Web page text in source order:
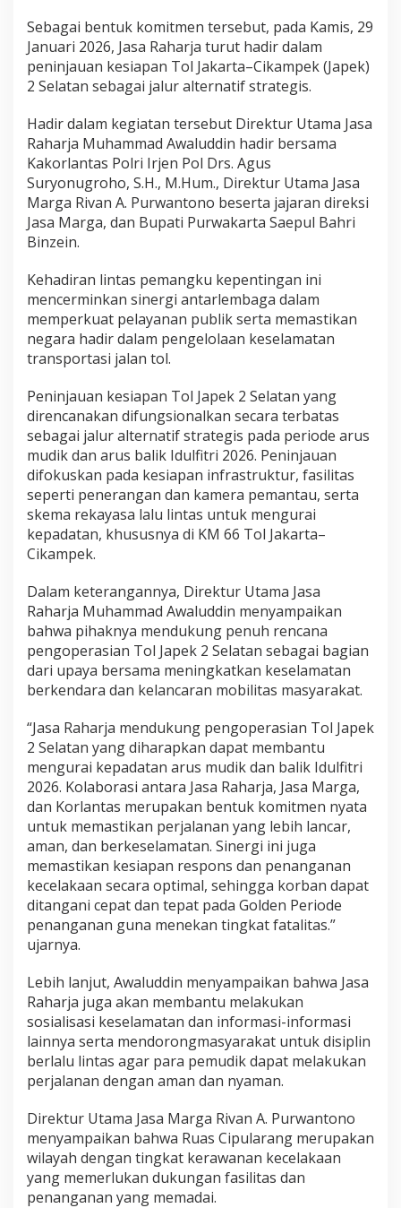
g
u
a
t
a
P
e
n
a
n
g
a
K
e
c
l
a
a
a
L
a
u
L
i
n
s
d
a
n
K
e
s
p
a
n
l
a
n
y
a
n
g
B
k
e
s
e
l
a
a
a
n
Sebagai bentuk komitmen tersebut, pada Kamis, 29
Januari 2026, Jasa Raharja turut hadir dalam
peninjauan kesiapan Tol Jakarta–Cikampek (Japek)
2 Selatan sebagai jalur alternatif strategis.
Hadir dalam kegiatan tersebut Direktur Utama Jasa
Raharja Muhammad Awaluddin hadir bersama
Kakorlantas Polri Irjen Pol Drs. Agus
Suryonugroho, S.H., M.Hum., Direktur Utama Jasa
Marga Rivan A. Purwantono beserta jajaran direksi
Jasa Marga, dan Bupati Purwakarta Saepul Bahri
Binzein.
Kehadiran lintas pemangku kepentingan ini
mencerminkan sinergi antarlembaga dalam
memperkuat pelayanan publik serta memastikan
negara hadir dalam pengelolaan keselamatan
transportasi jalan tol.
Peninjauan kesiapan Tol Japek 2 Selatan yang
direncanakan difungsionalkan secara terbatas
sebagai jalur alternatif strategis pada periode arus
mudik dan arus balik Idulfitri 2026. Peninjauan
difokuskan pada kesiapan infrastruktur, fasilitas
seperti penerangan dan kamera pemantau, serta
skema rekayasa lalu lintas untuk mengurai
kepadatan, khususnya di KM 66 Tol Jakarta–
Cikampek.
Dalam keterangannya, Direktur Utama Jasa
Raharja Muhammad Awaluddin menyampaikan
bahwa pihaknya mendukung penuh rencana
pengoperasian Tol Japek 2 Selatan sebagai bagian
dari upaya bersama meningkatkan keselamatan
berkendara dan kelancaran mobilitas masyarakat.
“Jasa Raharja mendukung pengoperasian Tol Japek
2 Selatan yang diharapkan dapat membantu
mengurai kepadatan arus mudik dan balik Idulfitri
2026. Kolaborasi antara Jasa Raharja, Jasa Marga,
dan Korlantas merupakan bentuk komitmen nyata
untuk memastikan perjalanan yang lebih lancar,
aman, dan berkeselamatan. Sinergi ini juga
memastikan kesiapan respons dan penanganan
kecelakaan secara optimal, sehingga korban dapat
ditangani cepat dan tepat pada Golden Periode
penanganan guna menekan tingkat fatalitas.”
ujarnya.
Lebih lanjut, Awaluddin menyampaikan bahwa Jasa
Raharja juga akan membantu melakukan
sosialisasi keselamatan dan informasi-informasi
lainnya serta mendorongmasyarakat untuk disiplin
berlalu lintas agar para pemudik dapat melakukan
perjalanan dengan aman dan nyaman.
Direktur Utama Jasa Marga Rivan A. Purwantono
menyampaikan bahwa Ruas Cipularang merupakan
wilayah dengan tingkat kerawanan kecelakaan
yang memerlukan dukungan fasilitas dan
penanganan yang memadai.